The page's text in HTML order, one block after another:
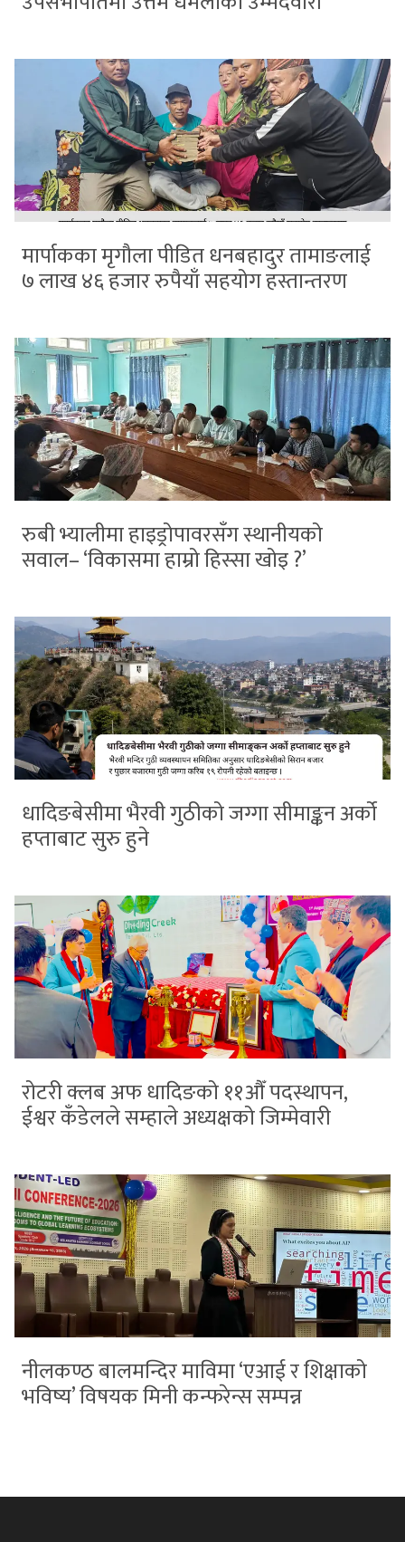
मार्पाकका मृगौला पीडित धनबहादुर तामाङलाई
७ लाख ४६ हजार रुपैयाँ सहयोग हस्तान्तरण
रुबी भ्यालीमा हाइड्रोपावरसँग स्थानीयको
सवाल– ‘विकासमा हाम्रो हिस्सा खोइ ?’
धादिङबेसीमा भैरवी गुठीको जग्गा सीमाङ्कन अर्को
हप्ताबाट सुरु हुने
रोटरी क्लब अफ धादिङको ११औँ पदस्थापन,
ईश्वर कँडेलले सम्हाले अध्यक्षको जिम्मेवारी
नीलकण्ठ बालमन्दिर माविमा ‘एआई र शिक्षाको
भविष्य’ विषयक मिनी कन्फरेन्स सम्पन्न